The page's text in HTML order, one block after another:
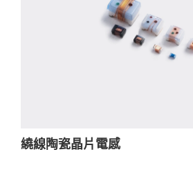
繞線陶瓷晶片電感